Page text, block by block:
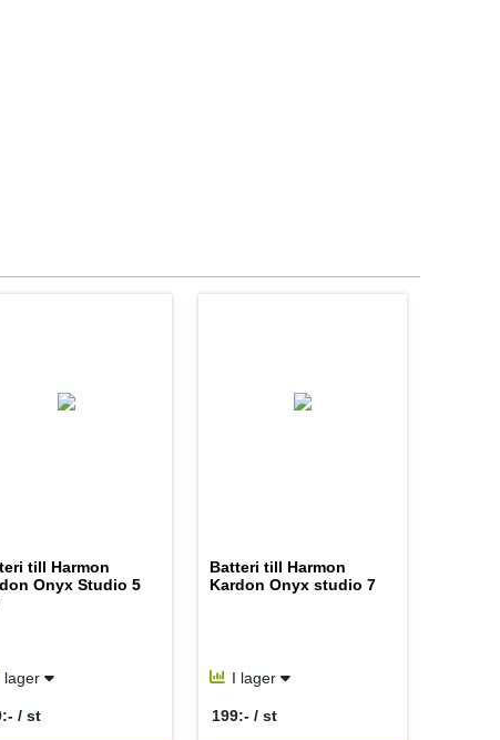
till Harmon
Onyx Studio 5
lager
/ st
per ST
Batteri till Harmon
Kardon Onyx studio 7
I lager
199:- / st
SEK per ST